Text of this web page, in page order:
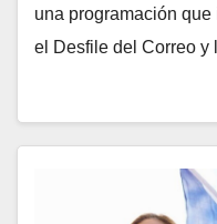
una programación
el Desfile del Correo